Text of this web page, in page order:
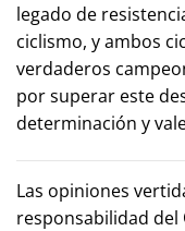
legado de
ciclismo, y ambos
verdaderos
por superar este
determinación y
Las opiniones
responsabilidad del